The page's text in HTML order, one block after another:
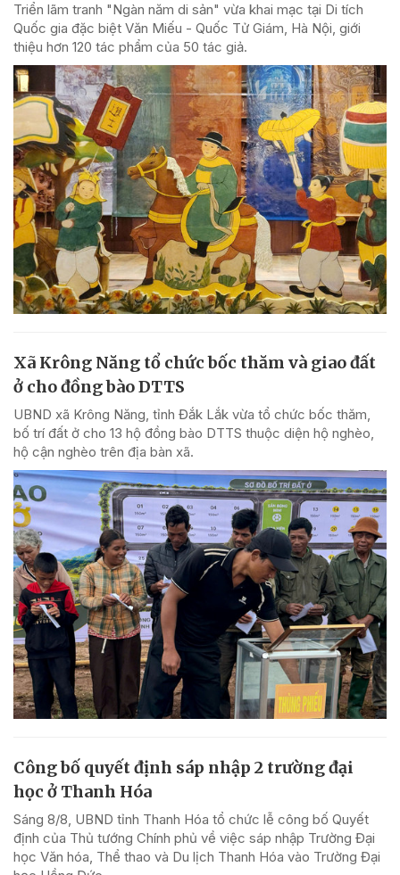
Triển lãm tranh "Ngàn năm di sản" vừa khai mạc tại Di tích
Quốc gia đặc biệt Văn Miếu - Quốc Tử Giám, Hà Nội, giới
thiệu hơn 120 tác phẩm của 50 tác giả.
Xã Krông Năng tổ chức bốc thăm và giao đất
ở cho đồng bào DTTS
UBND xã Krông Năng, tỉnh Đắk Lắk vừa tổ chức bốc thăm,
bố trí đất ở cho 13 hộ đồng bào DTTS thuộc diện hộ nghèo,
hộ cận nghèo trên địa bàn xã.
Công bố quyết định sáp nhập 2 trường đại
học ở Thanh Hóa
Sáng 8/8, UBND tỉnh Thanh Hóa tổ chức lễ công bố Quyết
định của Thủ tướng Chính phủ về việc sáp nhập Trường Đại
học Văn hóa, Thể thao và Du lịch Thanh Hóa vào Trường Đại